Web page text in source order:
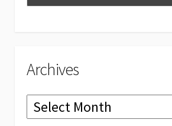
el
Archives
Archives